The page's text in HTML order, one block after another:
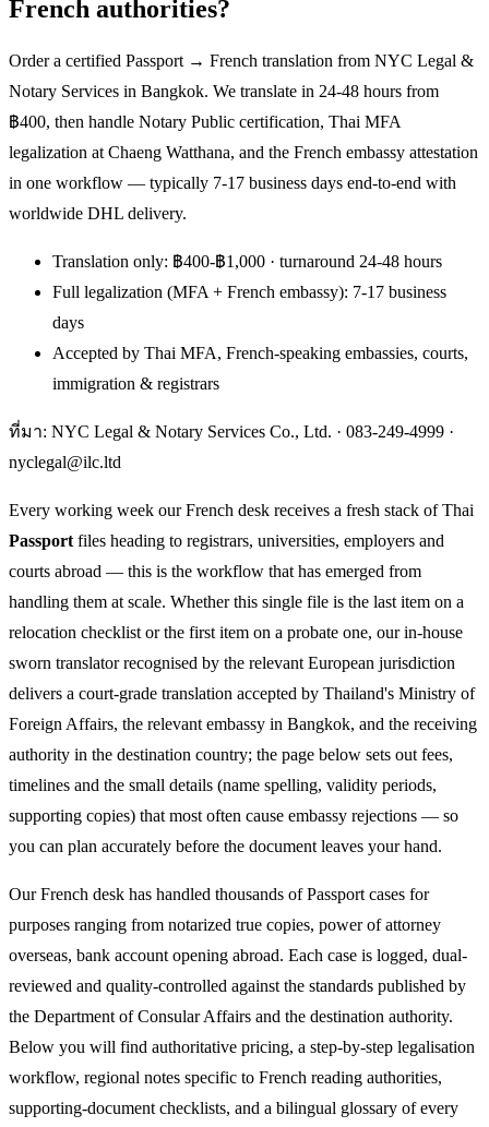
French authorities?
Order a certified Passport → French translation from NYC Legal &
Notary Services in Bangkok. We translate in 24-48 hours from
฿400, then handle Notary Public certification, Thai MFA
legalization at Chaeng Watthana, and the French embassy attestation
in one workflow — typically 7-17 business days end-to-end with
worldwide DHL delivery.
Translation only: ฿400-฿1,000 · turnaround 24-48 hours
Full legalization (MFA + French embassy): 7-17 business
days
Accepted by Thai MFA, French-speaking embassies, courts,
immigration & registrars
ที่มา: NYC Legal & Notary Services Co., Ltd. · 083-249-4999 ·
nyclegal@ilc.ltd
Every working week our French desk receives a fresh stack of Thai
Passport files heading to registrars, universities, employers and
courts abroad — this is the workflow that has emerged from
handling them at scale. Whether this single file is the last item on a
relocation checklist or the first item on a probate one, our in-house
sworn translator recognised by the relevant European jurisdiction
delivers a court-grade translation accepted by Thailand's Ministry of
Foreign Affairs, the relevant embassy in Bangkok, and the receiving
authority in the destination country; the page below sets out fees,
timelines and the small details (name spelling, validity periods,
supporting copies) that most often cause embassy rejections — so
you can plan accurately before the document leaves your hand.
Our French desk has handled thousands of Passport cases for
purposes ranging from notarized true copies, power of attorney
overseas, bank account opening abroad. Each case is logged, dual-
reviewed and quality-controlled against the standards published by
the Department of Consular Affairs and the destination authority.
Below you will find authoritative pricing, a step-by-step legalisation
workflow, regional notes specific to French reading authorities,
supporting-document checklists, and a bilingual glossary of every